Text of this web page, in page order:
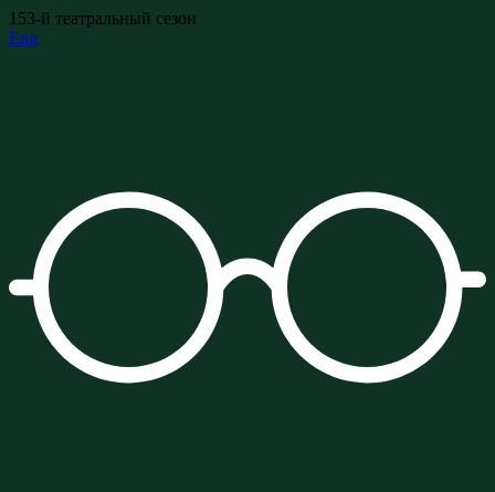
153-й театральный сезон
Eng